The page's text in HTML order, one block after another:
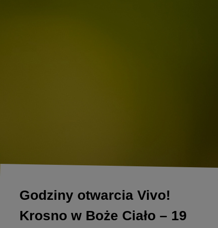
Godziny otwarcia Vivo!
Krosno w Boże Ciało – 19